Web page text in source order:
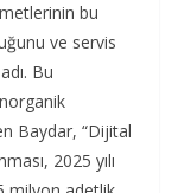
bu
ve servis
Bu
Baydar, “Dijital
2025 yılı